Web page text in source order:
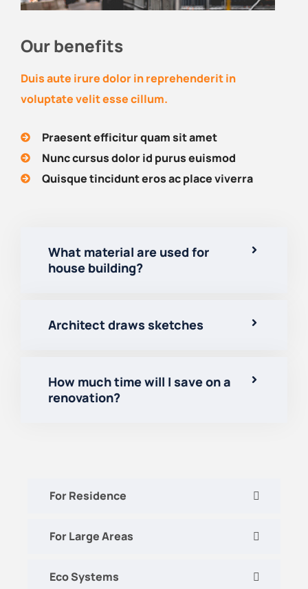
Our benefits
Duis aute irure dolor in reprehenderit in
voluptate velit esse cillum.
Praesent efficitur quam sit amet
Nunc cursus dolor id purus euismod
Quisque tincidunt eros ac place viverra
What material are used for
house building?
Architect draws sketches
How much time will I save on a
renovation?
For Residence
For Large Areas
Eco Systems